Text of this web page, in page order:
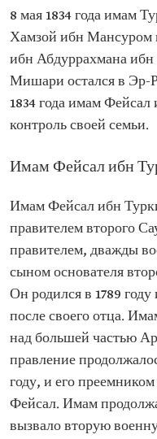
8 мая 1834 года имам
Хамзой ибн Мансуром
ибн Абдуррахмана
Мишари остался в Эр-
1834 года имам Фейсал
контроль своей семьи.
Имам Фейсал ибн
Имам Фейсал ибн
правителем второго
правителем, дважды
сыном основателя
Он родился в 1789 году
после своего отца.
над большей частью
правление
году, и его
Фейсал. Имам
вызвало вторую